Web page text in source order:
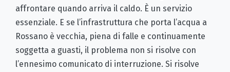
affrontare quando arriva il caldo. È un servizio
essenziale. E se l’infrastruttura che porta l’acqua a
Rossano è vecchia, piena di falle e continuamente
soggetta a guasti, il problema non si risolve con
l’ennesimo comunicato di interruzione. Si risolve